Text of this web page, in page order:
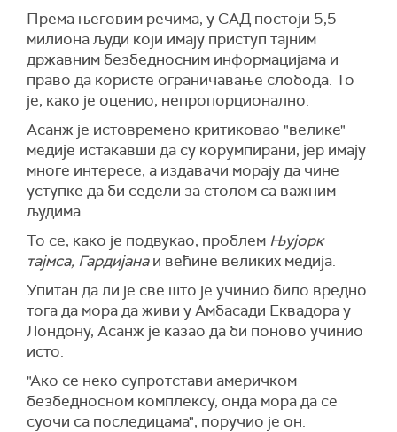
Према његовим речима, у САД постоји 5,5
милиона људи који имају приступ тајним
државним безбедносним информацијама и
право да користе ограничавање слобода. То
је, како је оценио, непропорционално.
Асанж је истовремено критиковао "велике"
медије истакавши да су корумпирани, јер имају
многе интересе, а издавачи морају да чине
уступке да би седели за столом са важним
људима.
То се, како је подвукао, проблем Њујорк
тајмса, Гардијанаи већине великих медија.
Упитан да ли је све што је учинио било вредно
тога да мора да живи у Амбасади Еквадора у
Лондону, Асанж је казао да би поново учинио
исто.
"Ако се неко супротстави америчком
безбедносном комплексу, онда мора да се
суочи са последицама", поручио је он.